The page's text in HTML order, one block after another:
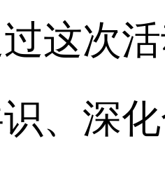
这次
、深